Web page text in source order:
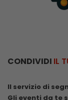
CONDIVIDI IL
Il servizio di
Gli eventi da te